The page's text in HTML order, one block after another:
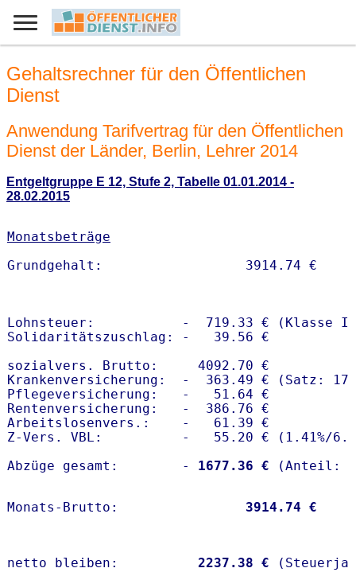
Gehaltsrechner für den Öffentlichen
Dienst
Anwendung Tarifvertrag für den Öffentlichen
Dienst der Länder, Berlin, Lehrer 2014
Entgeltgruppe E 12, Stufe 2, Tabelle 01.01.2014 -
28.02.2015
Monatsbeträge
Lohnsteuer:           -  719.33 € (Klasse I)
Solidaritätszuschlag: -   39.56 €
sozialvers. Brutto:     4092.70 €
Krankenversicherung:  -  363.49 € (Satz:
Pflegeversicherung:   -   51.64 €
Rentenversicherung:   -  386.76 €
Arbeitslosenvers.:    -   61.39 €
Z-Vers. VBL:          -   55.20 € ( 1.41%/
Abzüge gesamt:        -
1677.36 €
Monats-Brutto: 3914.74 €
netto bleiben: 2237.38 €